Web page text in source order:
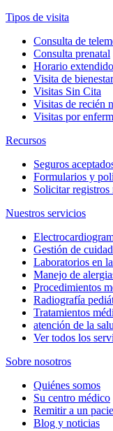
Tipos de visita
Consulta de
Consulta prenatal
Horario
Visita de bienestar
Visitas Sin Cita
Visitas de recién
Visitas por
Recursos
Seguros
Formularios y
Solicitar registros
Nuestros servicios
Gestión de
Laboratorios en
Manejo de
Procedimientos
Radiografía
Tratamientos
atención de la
Ver todos los
Sobre nosotros
Quiénes somos
Su centro médico
Remitir a un
Blog y noticias